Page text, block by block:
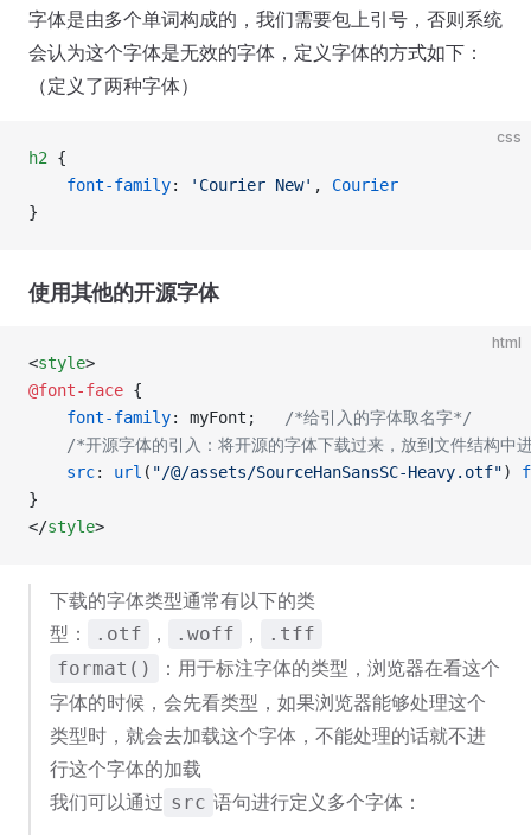
字体是由多个单词构成的，我们需要包上引号，否则系统
会认为这个字体是无效的字体，定义字体的方式如下：
（定义了两种字体）
css
h2 {
    font-family
: 'Courier New' , Courier
}
使用其他的开源字体
html
<style>
@font-face {
    font-family
: myFont;
/*给引入的字体取名字*/
/*开源字体的引入：将开源的字体下载过来，放到文件结构中
    src
: url ( "/@/assets/SourceHanSansSC-Heavy.otf")
}
</style>
下载的字体类型通常有以下的类
型：
.otf ， .woff ，
.tff
format()
：用于标注字体的类型，浏览器在看这个
字体的时候，会先看类型，如果浏览器能够处理这个
类型时，就会去加载这个字体，不能处理的话就不进
行这个字体的加载
我们可以通过 src 语句进行定义多个字体：